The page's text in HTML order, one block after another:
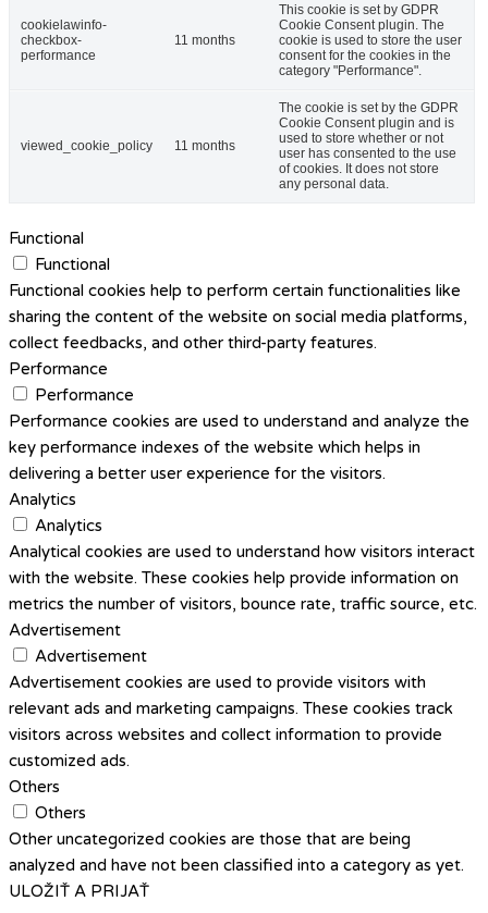
cookielawinfo-
checkbox-
performance
11 months
This cookie is set by GDPR
Cookie Consent plugin. The
cookie is used to store the user
consent for the cookies in the
category "Performance".
viewed_cookie_policy 11 months
The cookie is set by the GDPR
Cookie Consent plugin and is
used to store whether or not
user has consented to the use
of cookies. It does not store
any personal data.
Functional
Functional
Functional cookies help to perform certain functionalities like
sharing the content of the website on social media platforms,
collect feedbacks, and other third-party features.
Performance
Performance
Performance cookies are used to understand and analyze the
key performance indexes of the website which helps in
delivering a better user experience for the visitors.
Analytics
Analytics
Analytical cookies are used to understand how visitors interact
with the website. These cookies help provide information on
metrics the number of visitors, bounce rate, traffic source, etc.
Advertisement
Advertisement
Advertisement cookies are used to provide visitors with
relevant ads and marketing campaigns. These cookies track
visitors across websites and collect information to provide
customized ads.
Others
Others
Other uncategorized cookies are those that are being
analyzed and have not been classified into a category as yet.
ULOŽIŤ A PRIJAŤ